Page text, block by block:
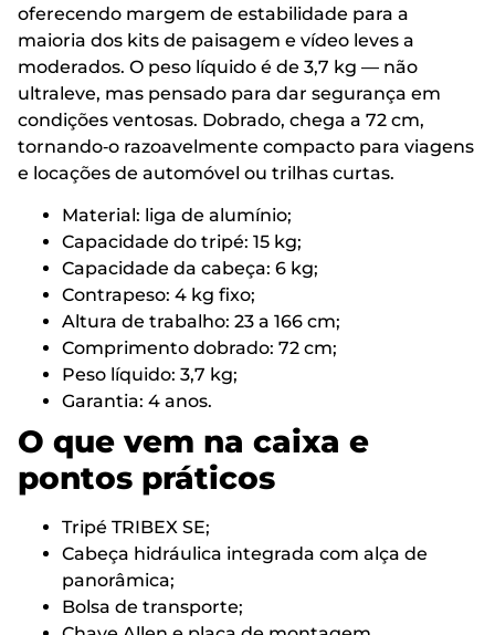
oferecendo margem de estabilidade para a
maioria dos kits de paisagem e vídeo leves a
moderados. O peso líquido é de 3,7 kg — não
ultraleve, mas pensado para dar segurança em
condições ventosas. Dobrado, chega a 72 cm,
tornando‑o razoavelmente compacto para viagens
e locações de automóvel ou trilhas curtas.
Material: liga de alumínio;
Capacidade do tripé: 15 kg;
Capacidade da cabeça: 6 kg;
Contrapeso: 4 kg fixo;
Altura de trabalho: 23 a 166 cm;
Comprimento dobrado: 72 cm;
Peso líquido: 3,7 kg;
Garantia: 4 anos.
O que vem na caixa e
pontos práticos
Tripé TRIBEX SE;
Cabeça hidráulica integrada com alça de
panorâmica;
Bolsa de transporte;